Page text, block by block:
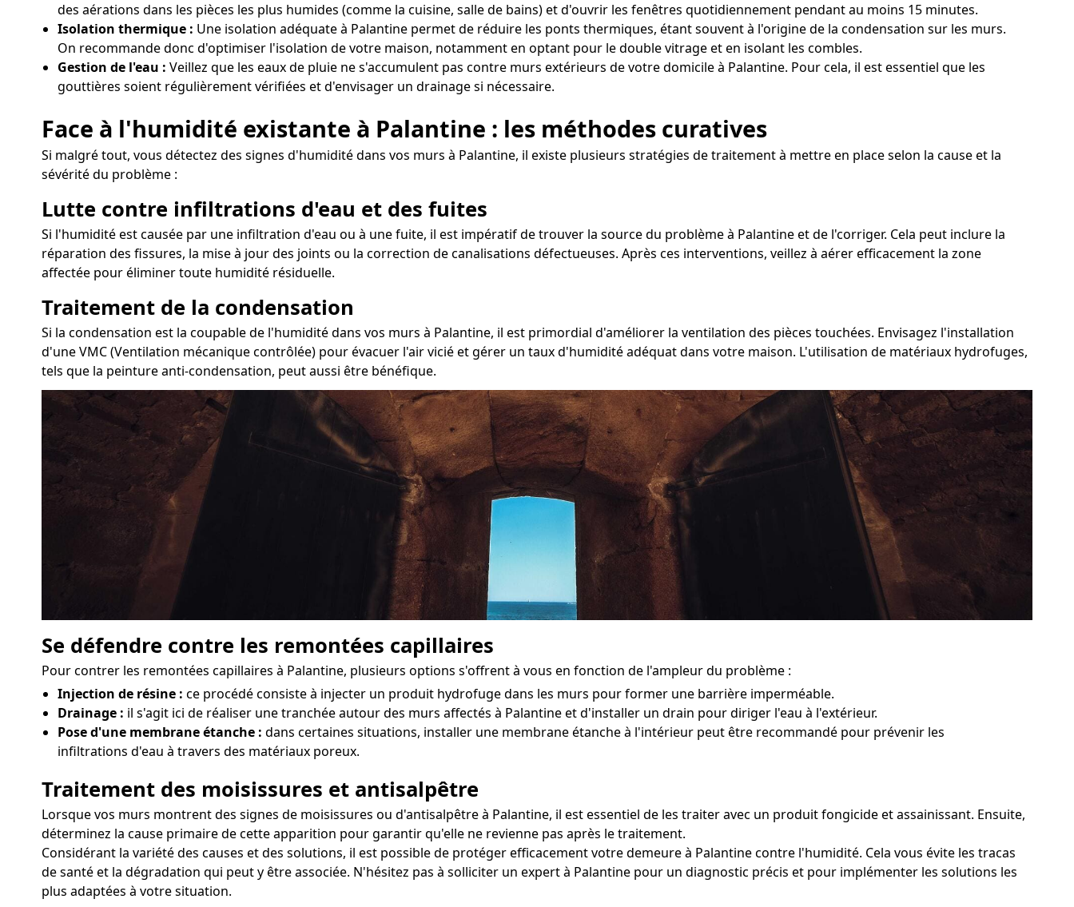
des aérations dans les pièces les plus humides (comme la cuisine, salle de bains) et d'ouvrir les fenêtres quotidiennement pendant au moins 15 minutes.
Isolation thermique : Une isolation adéquate à Palantine permet de réduire les ponts thermiques, étant souvent à l'origine de la condensation sur les murs.
On recommande donc d'optimiser l'isolation de votre maison, notamment en optant pour le double vitrage et en isolant les combles.
Gestion de l'eau : Veillez que les eaux de pluie ne s'accumulent pas contre murs extérieurs de votre domicile à Palantine. Pour cela, il est essentiel que les
gouttières soient régulièrement vérifiées et d'envisager un drainage si nécessaire.
Face à l'humidité existante à Palantine : les méthodes curatives
Si malgré tout, vous détectez des signes d'humidité dans vos murs à Palantine, il existe plusieurs stratégies de traitement à mettre en place selon la cause et la
sévérité du problème :
Lutte contre infiltrations d'eau et des fuites
Si l'humidité est causée par une infiltration d'eau ou à une fuite, il est impératif de trouver la source du problème à Palantine et de l'corriger. Cela peut inclure la
réparation des fissures, la mise à jour des joints ou la correction de canalisations défectueuses. Après ces interventions, veillez à aérer efficacement la zone
affectée pour éliminer toute humidité résiduelle.
Traitement de la condensation
Si la condensation est la coupable de l'humidité dans vos murs à Palantine, il est primordial d'améliorer la ventilation des pièces touchées. Envisagez l'installation
d'une VMC (Ventilation mécanique contrôlée) pour évacuer l'air vicié et gérer un taux d'humidité adéquat dans votre maison. L'utilisation de matériaux hydrofuges,
tels que la peinture anti-condensation, peut aussi être bénéfique.
Se défendre contre les remontées capillaires
Pour contrer les remontées capillaires à Palantine, plusieurs options s'offrent à vous en fonction de l'ampleur du problème :
Injection de résine : ce procédé consiste à injecter un produit hydrofuge dans les murs pour former une barrière imperméable.
Drainage : il s'agit ici de réaliser une tranchée autour des murs affectés à Palantine et d'installer un drain pour diriger l'eau à l'extérieur.
Pose d'une membrane étanche : dans certaines situations, installer une membrane étanche à l'intérieur peut être recommandé pour prévenir les
infiltrations d'eau à travers des matériaux poreux.
Traitement des moisissures et antisalpêtre
Lorsque vos murs montrent des signes de moisissures ou d'antisalpêtre à Palantine, il est essentiel de les traiter avec un produit fongicide et assainissant. Ensuite,
déterminez la cause primaire de cette apparition pour garantir qu'elle ne revienne pas après le traitement.
Considérant la variété des causes et des solutions, il est possible de protéger efficacement votre demeure à Palantine contre l'humidité. Cela vous évite les tracas
de santé et la dégradation qui peut y être associée. N'hésitez pas à solliciter un expert à Palantine pour un diagnostic précis et pour implémenter les solutions les
plus adaptées à votre situation.